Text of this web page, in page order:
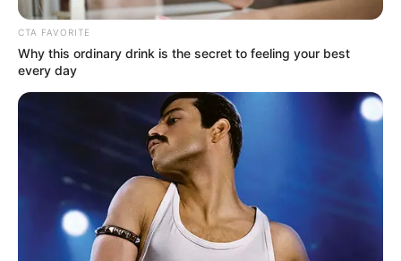
CTA FAVORITE
Why this ordinary drink is the secret to feeling your best
every day